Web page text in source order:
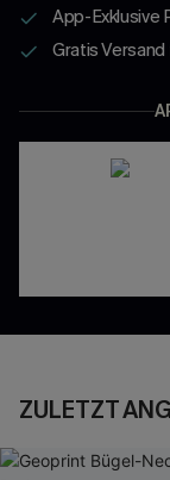
App-Exklusive
Gratis
ZULETZT